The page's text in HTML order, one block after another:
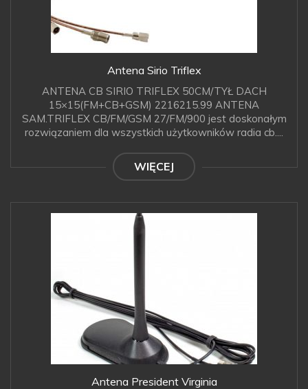
Antena Sirio Triflex
ANTENA CB SIRIO TRIFLEX 50CM/TYŁ DACH
15×15(FM+CB+GSM) 2216215.99 ANTENA
SAM.TRIFLEX CB/FM/GSM 27/FM/900 jest doskonałym
rozwiązaniem dla wszystkich użytkowników radia cb....
WIĘCEJ
Antena President Virginia